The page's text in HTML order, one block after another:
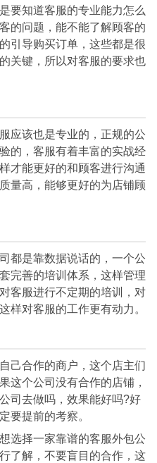
要知道客服的专业能力怎么
的问题，能不能了解顾客的
引导购买订单，这些都是很
关键，所以对客服的要求也
应该也是专业的，正规的公
的，客服有着丰富的实战经
才能更好的和顾客进行沟通
量高，能够更好的为店铺顾
都是靠数据说话的，一个公
完善的培训体系，这样管理
客服进行不定期的培训，对
样对客服的工作更有动力。
己合作的商户，这个店主们
这个公司没有合作的店铺，
司去做吗，效果能好吗?好
要提前的考察。
选择一家靠谱的客服外包公
了解，不要盲目的合作，这